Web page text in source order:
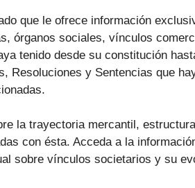
que le ofrece información
órganos sociales, vínculos
tenido desde su constitución
Resoluciones y Sentencias que
la trayectoria mercantil,
con ésta. Acceda a la
sobre vínculos societarios y su